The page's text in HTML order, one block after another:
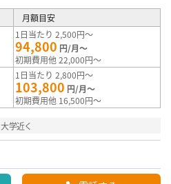
月額目安
1日当たり 2,500円～
94,800 円/月～
初期費用他 22,000円～
1日当たり 2,800円～
103,800 円/月～
初期費用他 16,500円～
大学近く